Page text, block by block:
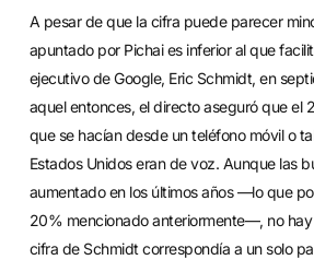
A pesar de que la cifra puede parecer
apuntado por Pichai es inferior al que
ejecutivo de Google, Eric Schmidt, en
aquel entonces, el directo aseguró que el
que se hacían desde un teléfono móvil o
Estados Unidos eran de voz. Aunque las
aumentado en los últimos años —lo que
20% mencionado anteriormente—, no
cifra de Schmidt correspondía a un solo